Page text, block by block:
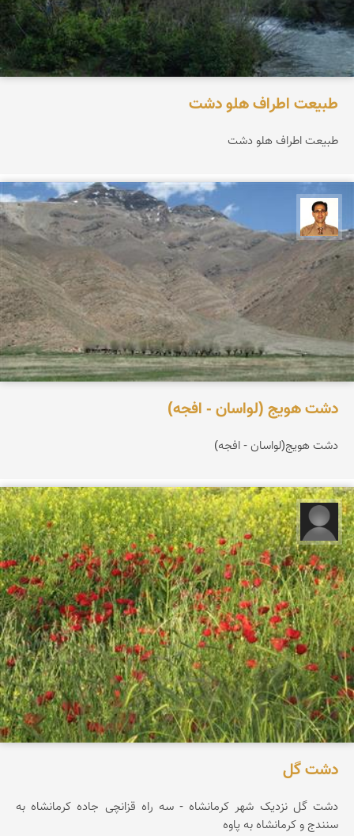
طبیعت اطراف هلو دشت
طبیعت اطراف هلو دشت
دشت هویج (لواسان - افجه)
دشت هویج(لواسان - افجه)
امید چنگیزی
دشت گل
دشت گل نزدیک شهر کرمانشاه - سه راه قزانچی جاده کرمانشاه به
سنندج و کرمانشاه به پاوه